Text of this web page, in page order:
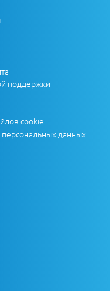
поддержки
cookie
данных